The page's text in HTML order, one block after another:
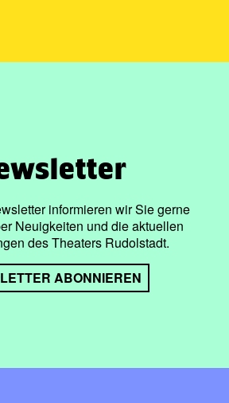
informieren wir Sie gerne
Neuigkeiten und die aktuellen
des Theaters Rudolstadt.
ABONNIEREN